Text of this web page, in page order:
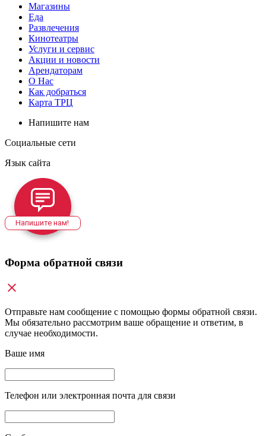
Магазины
Еда
Развлечения
Кинотеатры
Услуги и сервис
Акции и новости
Арендаторам
О Нас
Как добраться
Карта ТРЦ
Напишите нам
Социальные сети
Язык сайта
Напишите нам!
Форма обратной связи
Отправьте нам сообщение с помощью формы обратной связи.
Мы обязательно рассмотрим ваше обращение и ответим, в
случае необходимости.
Ваше имя
Телефон или электронная почта для связи